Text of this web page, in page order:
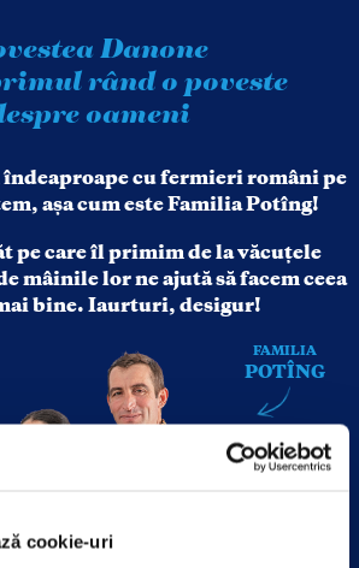
cookie-uri
Danone
rând o poveste
oameni
îndeaproape cufermieri români pe
așa cum este Familia Potîng!
pe care îl primimde la văcuţele
mâinile lorne ajută să facem ceea
bine.Iaurturi, desigur!
FAMILIA
POTÎNG